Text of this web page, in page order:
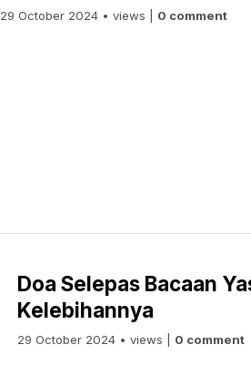
29 October 2024 • views | 0 comment
Doa Selepas Bacaan
Kelebihannya
29 October 2024 • views | 0 comment